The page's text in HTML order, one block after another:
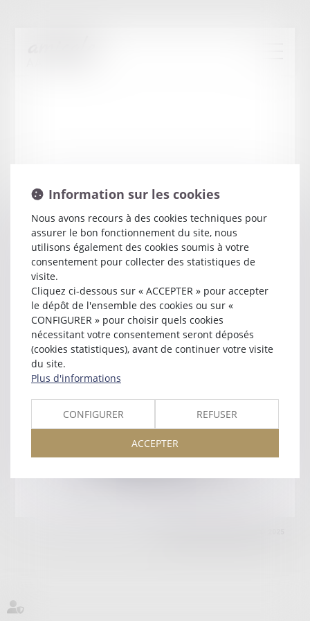
OlivierGSELL
3 RUE GAMBETTA
68000 COLMAR
Tél :03 89 20 22 55
Retour
HonorairesMentions légalesPlan du site
11 Place des Cinq Martyrs du Lycée Buffon, 75014 PARIS
Information sur les cookies
Nous avons recours à des cookies techniques pour
assurer le bon fonctionnement du site, nous
utilisons également des cookies soumis à votre
consentement pour collecter des statistiques de
visite.
Cliquez ci-dessous sur « ACCEPTER » pour accepter
le dépôt de l'ensemble des cookies ou sur «
CONFIGURER » pour choisir quels cookies
nécessitant votre consentement seront déposés
(cookies statistiques), avant de continuer votre visite
du site.
Plus d'informations
CONFIGURER REFUSER
ACCEPTER